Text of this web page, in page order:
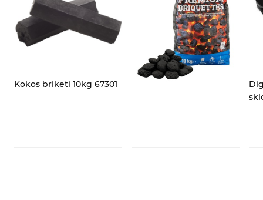
Kokos briketi 10kg 67301